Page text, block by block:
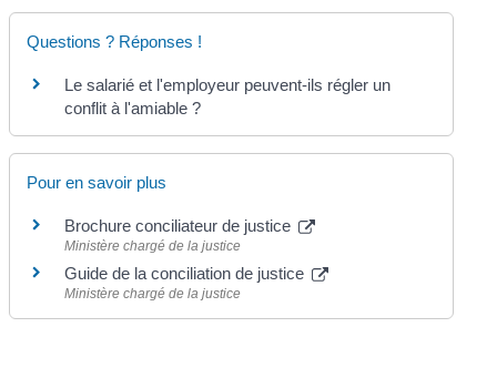
Questions ? Réponses !
Le salarié et l'employeur peuvent-ils régler un
conflit à l'amiable ?
Pour en savoir plus
Brochure conciliateur de justice
Ministère chargé de la justice
Guide de la conciliation de justice
Ministère chargé de la justice